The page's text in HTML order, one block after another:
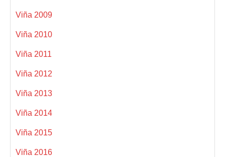
Viña 2009
Viña 2010
Viña 2011
Viña 2012
Viña 2013
Viña 2014
Viña 2015
Viña 2016